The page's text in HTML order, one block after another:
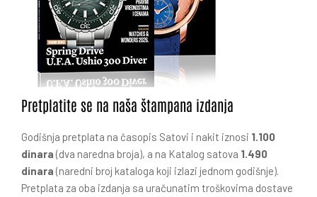
Pretplatite se na naša štampana izdanja
Godišnja pretplata na časopis Satovi i nakit iznosi 1.100
dinara (dva naredna broja), a na Katalog satova 1.490
dinara (naredni broj kataloga koji izlazi jednom godišnje).
Pretplata za oba izdanja sa uračunatim troškovima dostave